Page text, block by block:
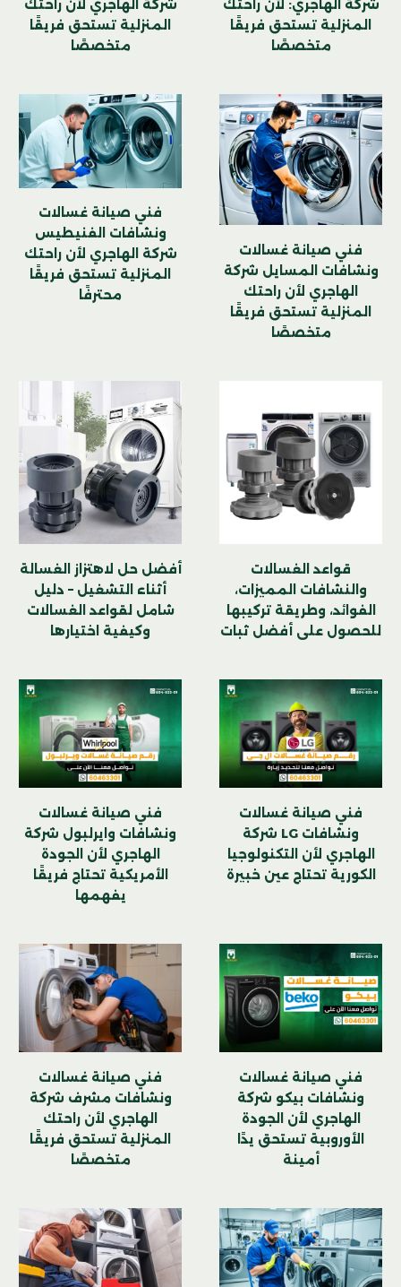
شركة الهاجري: لأن راحتك
المنزلية تستحق فريقًا
متخصصًا
شركة الهاجري لأن راحتك
المنزلية تستحق فريقًا
متخصصًا
فني صيانة غسالات
ونشافات المسايل شركة
الهاجري لأن راحتك
المنزلية تستحق فريقًا
متخصصًا
فني صيانة غسالات
ونشافات الفنيطيس
شركة الهاجري لأن راحتك
المنزلية تستحق فريقًا
محترفًا
قواعد الغسالات
والنشافات المميزات،
الفوائد، وطريقة تركيبها
للحصول على أفضل ثبات
أفضل حل لاهتزاز الغسالة
أثناء التشغيل – دليل
شامل لقواعد الغسالات
وكيفية اختيارها
فني صيانة غسالات
ونشافات LG شركة
الهاجري لأن التكنولوجيا
الكورية تحتاج عين خبيرة
فني صيانة غسالات
ونشافات وايرلبول شركة
الهاجري لأن الجودة
الأمريكية تحتاج فريقًا
يفهمها
فني صيانة غسالات
ونشافات بيكو شركة
الهاجري لأن الجودة
الأوروبية تستحق يدًا
أمينة
فني صيانة غسالات
ونشافات مشرف شركة
الهاجري لأن راحتك
المنزلية تستحق فريقًا
متخصصًا